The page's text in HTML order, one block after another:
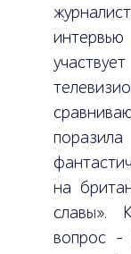
на
славы».
вопрос